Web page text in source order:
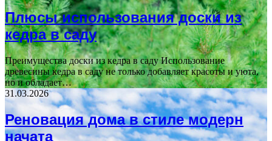
Плюсы использования доски из
кедра в саду
Преимущества доски из кедра в саду Использование
древесины кедра в саду не только добавляет красоты и уюта,
но и обладает…
31.03.2026
Реновация дома в стиле модерн
начата